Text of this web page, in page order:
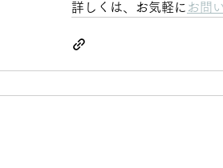
詳しくは、お気軽にお問